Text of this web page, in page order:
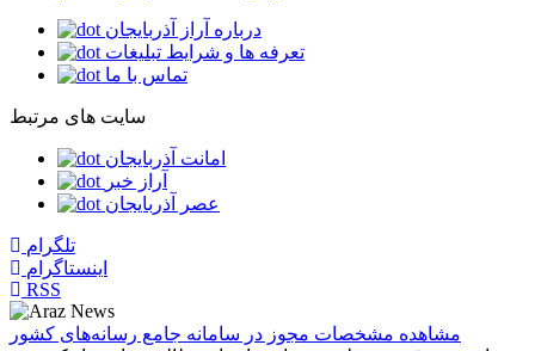
درباره آراز آذربایجان
تعرفه ها و شرایط تبلیغات
تماس با ما
سایت های مرتبط
امانت آذربایجان
آراز خبر
عصر آذربایجان
تلگرام
اینستاگرام
RSS
مشاهده مشخصات مجوز در سامانه جامع رسانه‌های کشور